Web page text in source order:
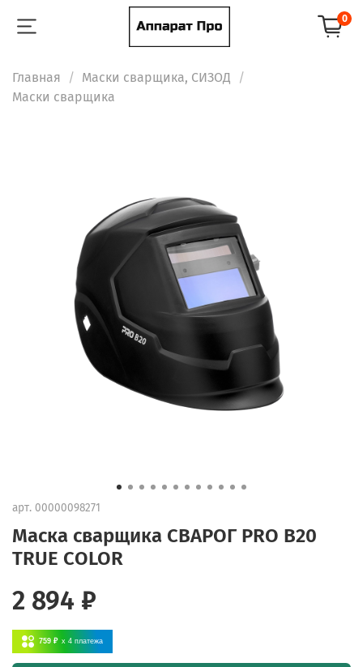
0
Главная
Маски сварщика, СИЗОД
Маски сварщика
арт. 00000098271
Маска сварщика СВАРОГ PRO B20
TRUE COLOR
2 894 ₽
759 ₽ x 4 платежа